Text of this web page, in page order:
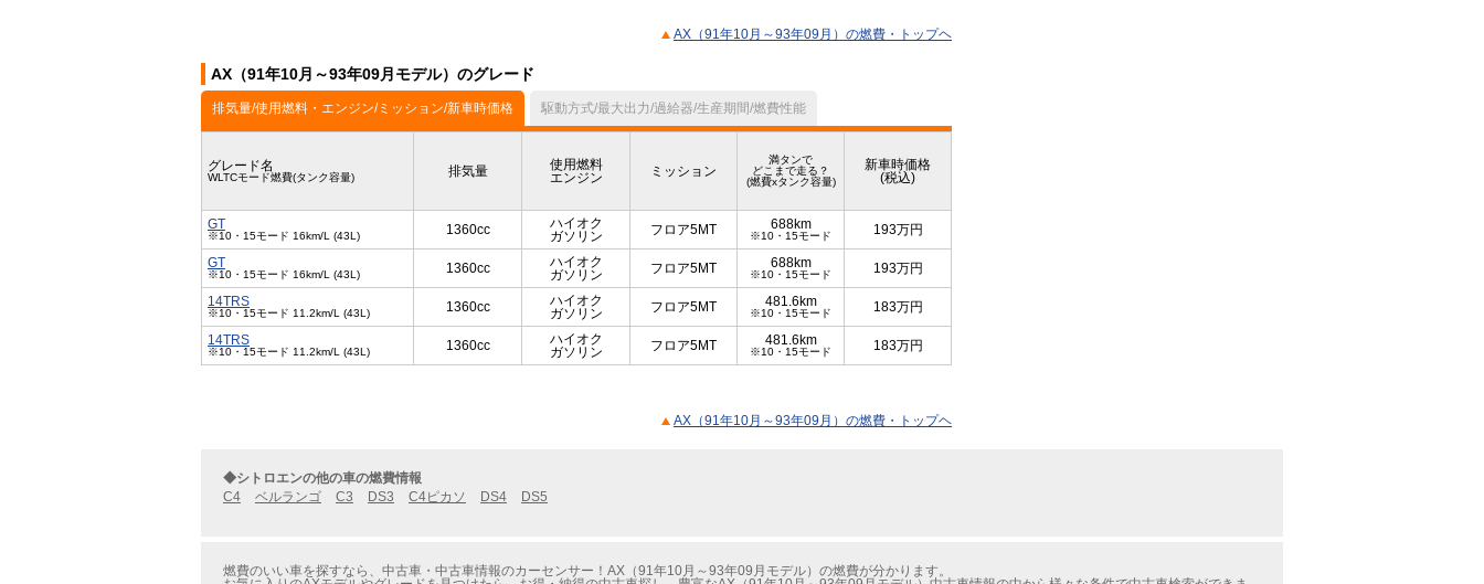
AX（91年10月～93年09月）の燃費・トップヘ
AX（91年10月～93年09月モデル）のグレード
排気量/使用燃料・エンジン/ミッション/新車時価格 駆動方式/最大出力/過給器/生産期間/燃費性能
グレード名
WLTCモード燃費(タンク容量) 排気量
使用燃料
エンジン
ミッション
満タンで
どこまで走る？
(燃費xタンク容量)
新車時価格
(税込)
GT
※10・15モード 16km/L (43L) 1360cc
ハイオク
ガソリン
フロア5MT 688km
※10・15モード 193万円
GT
※10・15モード 16km/L (43L) 1360cc
ハイオク
ガソリン
フロア5MT 688km
※10・15モード 193万円
14TRS
※10・15モード 11.2km/L (43L) 1360cc
ハイオク
ガソリン
フロア5MT 481.6km
※10・15モード 183万円
14TRS
※10・15モード 11.2km/L (43L) 1360cc
ハイオク
ガソリン
フロア5MT 481.6km
※10・15モード 183万円
AX（91年10月～93年09月）の燃費・トップヘ
◆シトロエンの他の車の燃費情報
C4
ベルランゴ C3 DS3 C4ピカソ DS4 DS5
燃費のいい車を探すなら、中古車・中古車情報のカーセンサー！AX（91年10月～93年09月モデル）の燃費が分かります。